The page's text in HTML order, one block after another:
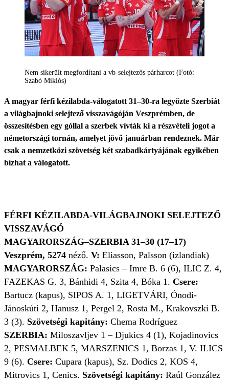
Nem sikerült megfordítani a vb-selejtezős párharcot (Fotó:
Szabó Miklós)
A magyar férfi kézilabda-válogatott 31–30-ra legyőzte Szerbiát
a világbajnoki selejtező visszavágóján Veszprémben, de
összesítésben egy góllal a szerbek vívták ki a részvételi jogot a
németországi tornán, amelyet jövő januárban rendeznek. Már
csak a nemzetközi szövetség két szabadkártyájának egyikében
bízhat a válogatott.
FÉRFI KÉZILABDA-VILÁGBAJNOKI SELEJTEZŐ
VISSZAVÁGÓ
MAGYARORSZÁG–SZERBIA 31–30 (17–17)
Veszprém, 5274 néző. V: Eliasson, Palsson (izlandiak)
MAGYARORSZÁG: Palasics – Imre B. 6 (6), ILIC Z. 4,
FAZEKAS G. 3, Bánhidi 4, Szita 4, Bóka 1. Csere:
Bartucz (kapus), SIPOS A. 1, LIGETVÁRI, Ónodi-
Jánoskúti 2, Hanusz 1, Pergel 2, Rosta M., Krakovszki B.
3 (3). Szövetségi kapitány: Chema Rodríguez
SZERBIA: Miloszavljev 1 – Djukics 4 (1), Kojadinovics
2, PESMALBEK 5, MARSZENICS 1, Borzas 1, V. ILICS
9 (6). Csere: Cupara (kapus), Sz. Dodics 2, KOS 4,
Mitrovics 1, Cenics. Szövetségi kapitány: Raúl González